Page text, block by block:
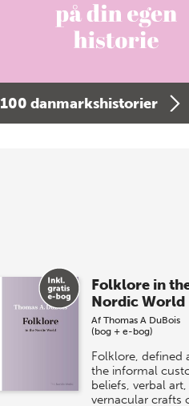
100 danmarkshistorier
Folklore in
Nordic World
Af Thomas A DuBois
(bog + e-bog)
Folklore, defined
the informal
beliefs, verbal
vernacular crafts